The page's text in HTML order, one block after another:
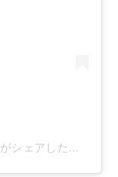
はじめしゃちょー(@hajimesyachodesu)がシェアした投稿